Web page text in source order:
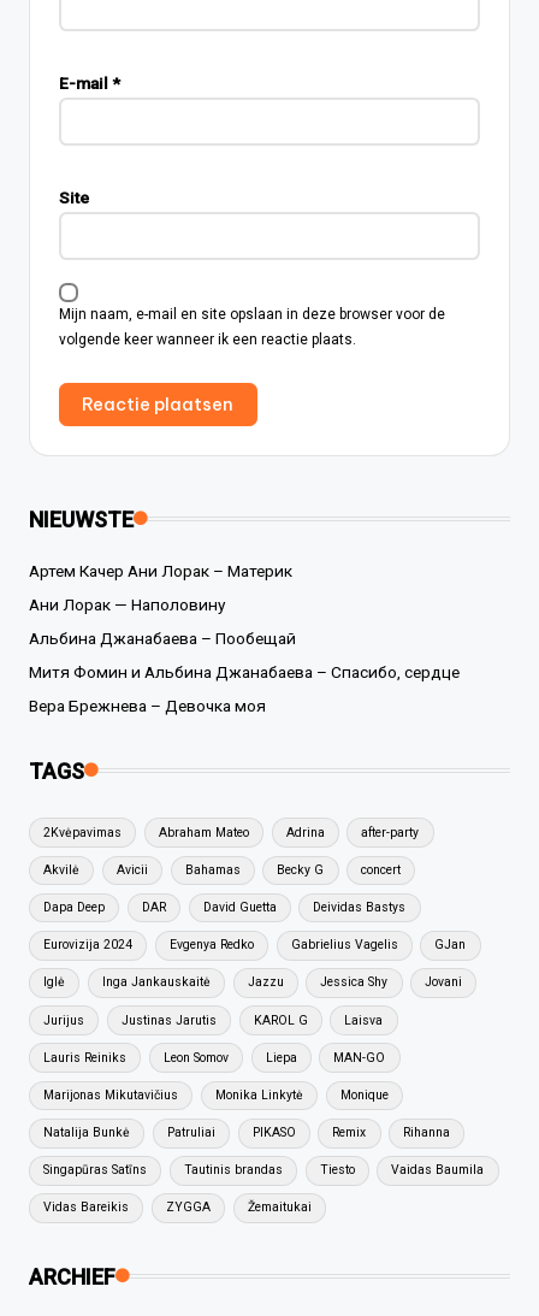
E-mail *
Site
Mijn naam, e-mail en site opslaan in deze browser voor de
volgende keer wanneer ik een reactie plaats.
NIEUWSTE
Артем Качер Ани Лорак – Материк
Ани Лорак — Наполовину
Альбина Джанабаева – Пообещай
Митя Фомин и Альбина Джанабаева – Спасибо, сердце
Вера Брежнева – Девочка моя
TAGS
2Kvėpavimas Abraham Mateo Adrina after-party
Akvilė Avicii Bahamas Becky G concert
Dapa Deep DAR David Guetta Deividas Bastys
Eurovizija 2024 Evgenya Redko Gabrielius Vagelis GJan
Iglė Inga Jankauskaitė Jazzu Jessica Shy Jovani
Jurijus Justinas Jarutis KAROL G Laisva
Lauris Reiniks Leon Somov Liepa MAN-GO
Marijonas Mikutavičius Monika Linkytė Monique
Natalija Bunkė Patruliai PIKASO Remix Rihanna
Singapūras Satīns Tautinis brandas Tiesto Vaidas Baumila
Vidas Bareikis ZYGGA Žemaitukai
ARCHIEF